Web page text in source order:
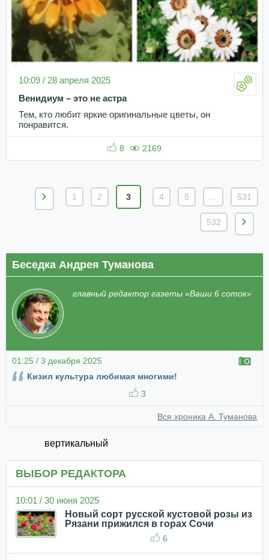
10:09 / 28 апреля 2025
Венидиум – это не астра
Тем, кто любит яркие оригинальные цветы, он
понравится.
8 2169
1 2 3 4 5 531
532
Беседка Андрея Туманова
главный редактор газеты «Ваши 6 соток»
01:25 / 3 декабря 2025
Кизил культура любимая многими!
3
Вся хроника А. Туманова
вертикальный
ВЫБОР РЕДАКТОРА
10:01 / 30 июня 2025
Новый сорт русской кустовой розы из
Рязани прижился в горах Сочи
6